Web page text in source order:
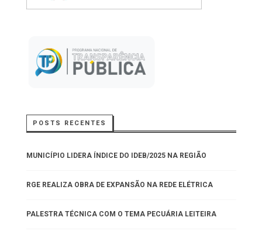
POSTS RECENTES
MUNICÍPIO LIDERA ÍNDICE DO IDEB/2025 NA REGIÃO
RGE REALIZA OBRA DE EXPANSÃO NA REDE ELÉTRICA
PALESTRA TÉCNICA COM O TEMA PECUÁRIA LEITEIRA